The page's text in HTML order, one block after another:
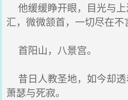
他缓缓睁开眼，目光与
汇，微微颔首，一切尽在不
首阳山，八景宫。
昔日人教圣地，如今却
萧瑟与死寂。